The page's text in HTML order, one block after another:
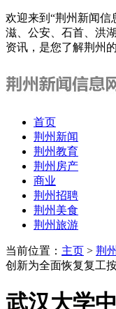
欢迎来到“荆州新闻信
滋、公安、石首、洪
资讯，是您了解荆州
首页
荆州新闻
荆州教育
荆州房产
商业
荆州招聘
荆州美食
荆州旅游
当前位置： 主页 > 荆
创新为全面恢复复工
武汉大学